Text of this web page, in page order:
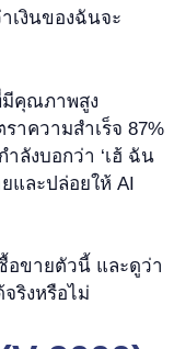
เงินของฉันจะ
มีคุณภาพสูง
าความสำเร็จ 87%
ลังบอกว่า ‘เฮ้ ฉัน
และปล่อยให้ AI
อขายตัวนี้ และดูว่า
ริงหรือไม่